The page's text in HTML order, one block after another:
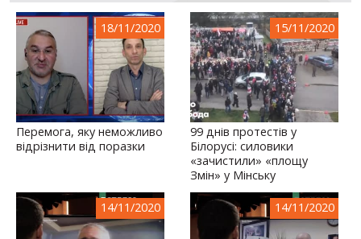
18/11/2020
Перемога, яку неможливо
відрізнити від поразки
15/11/2020
99 днів протестів у
Білорусі: силовики
«зачистили» «площу
Змін» у Мінську
14/11/2020 14/11/2020